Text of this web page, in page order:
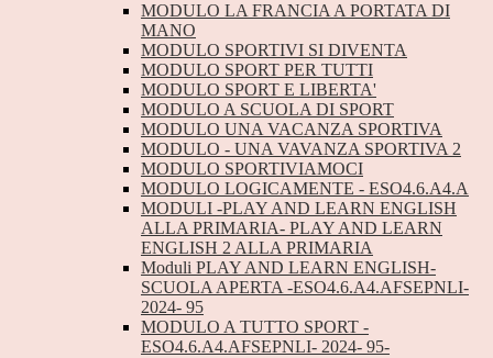
MODULO LA FRANCIA A PORTATA DI
MANO
MODULO SPORTIVI SI DIVENTA
MODULO SPORT PER TUTTI
MODULO SPORT E LIBERTA'
MODULO A SCUOLA DI SPORT
MODULO UNA VACANZA SPORTIVA
MODULO - UNA VAVANZA SPORTIVA 2
MODULO SPORTIVIAMOCI
MODULO LOGICAMENTE - ESO4.6.A4.A
MODULI -PLAY AND LEARN ENGLISH
ALLA PRIMARIA- PLAY AND LEARN
ENGLISH 2 ALLA PRIMARIA
Moduli PLAY AND LEARN ENGLISH-
SCUOLA APERTA -ESO4.6.A4.AFSEPNLI-
2024- 95
MODULO A TUTTO SPORT -
ESO4.6.A4.AFSEPNLI- 2024- 95-